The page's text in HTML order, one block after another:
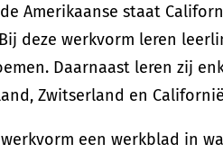
Amerikaanse staat
deze werkvorm leren
Daarnaast leren zij
Zwitserland en
een werkblad in